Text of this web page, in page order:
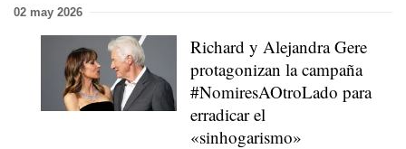
02 may 2026
Richard y Alejandra Gere
protagonizan la campaña
#NomiresAOtroLado para
erradicar el
«sinhogarismo»